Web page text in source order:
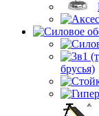
брусья)